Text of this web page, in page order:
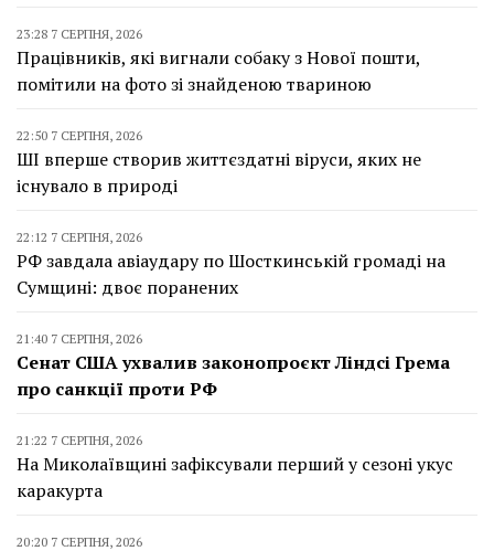
23:28 7 СЕРПНЯ, 2026
Працівників, які вигнали собаку з Нової пошти,
помітили на фото зі знайденою твариною
22:50 7 СЕРПНЯ, 2026
ШІ вперше створив життєздатні віруси, яких не
існувало в природі
22:12 7 СЕРПНЯ, 2026
РФ завдала авіаудару по Шосткинській громаді на
Сумщині: двоє поранених
21:40 7 СЕРПНЯ, 2026
Сенат США ухвалив законопроєкт Ліндсі Грема
про санкції проти РФ
21:22 7 СЕРПНЯ, 2026
На Миколаївщині зафіксували перший у сезоні укус
каракурта
20:20 7 СЕРПНЯ, 2026